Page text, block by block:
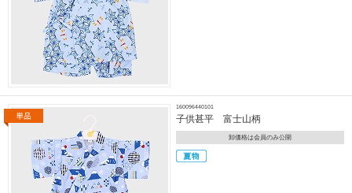
160096440101
子供甚平 富士山柄
卸価格は会員のみ公開